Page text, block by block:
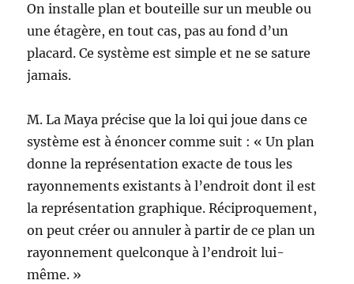
On installe plan et bouteille sur un meuble ou
une étagère, en tout cas, pas au fond d’un
placard. Ce système est simple et ne se sature
jamais.
M. La Maya précise que la loi qui joue dans ce
système est à énoncer comme suit : « Un plan
donne la représentation exacte de tous les
rayonnements existants à l’endroit dont il est
la représentation graphique. Réciproquement,
on peut créer ou annuler à partir de ce plan un
rayonnement quelconque à l’endroit lui-
même. »